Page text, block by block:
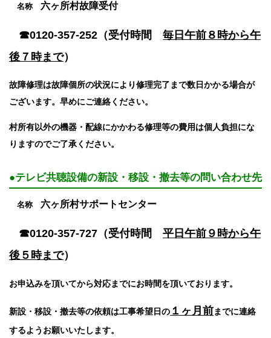
名称 六ヶ所村故障受付
☎0120-357-252（受付時間 毎日午前８時から午
後７時まで）
故障修理は故障個所の状況により修理完了まで数日かかる場合が
ございます。早めにご連絡ください。
村所有以外の機器・配線にかかわる修理等の費用は個人負担にな
りますのでご了承ください。
●テレビ共聴設備の新設・移設・撤去等の問い合わせ先
名称 六ヶ所村サポートセンター
☎0120-357-727（受付時間 平日午前９時から午
後５時まで）
お申込みを頂いてから対応までにお時間を頂いております。
新設・移設・撤去等の依頼は工事希望日の １ヶ月前までに連絡
するようお願いいたします。